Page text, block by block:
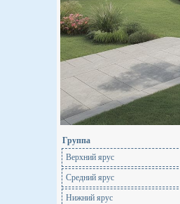
Группа
Верхний ярус
Средний ярус
Нижний ярус